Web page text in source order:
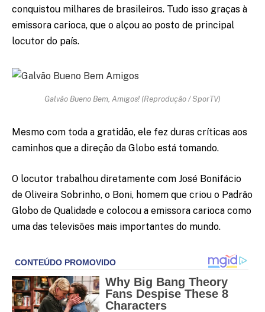
conquistou milhares de brasileiros. Tudo isso graças à
emissora carioca, que o alçou ao posto de principal
locutor do país.
Galvão Bueno Bem, Amigos! (Reprodução / SporTV)
Mesmo com toda a gratidão, ele fez duras críticas aos
caminhos que a direção da Globo está tomando.
O locutor trabalhou diretamente com José Bonifácio
de Oliveira Sobrinho, o Boni, homem que criou o Padrão
Globo de Qualidade e colocou a emissora carioca como
uma das televisões mais importantes do mundo.